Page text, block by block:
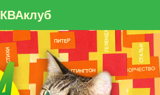
КВАклуб